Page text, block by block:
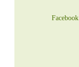
Facebook